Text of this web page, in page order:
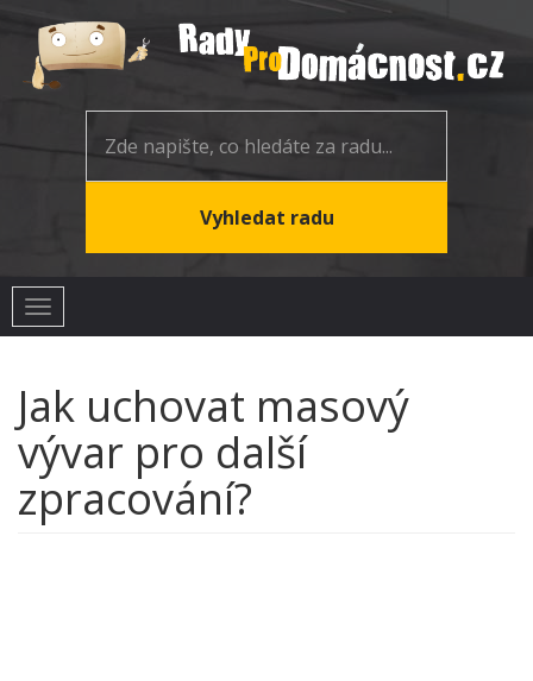
Toggle
navigation
Jak uchovat masový
vývar pro další
zpracování?